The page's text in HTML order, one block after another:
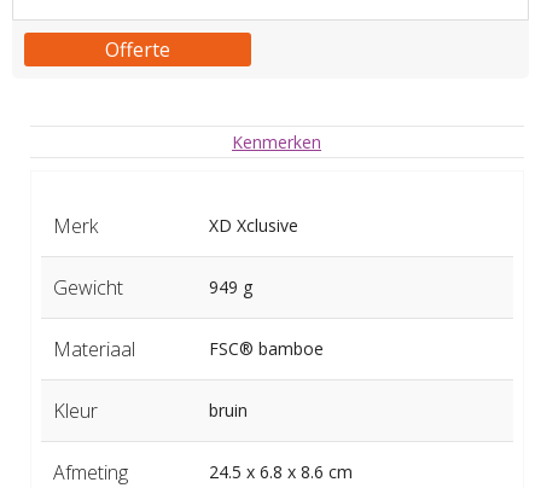
Offerte
Kenmerken
Merk XD Xclusive
Gewicht 949 g
Materiaal FSC® bamboe
Kleur bruin
Afmeting 24.5 x 6.8 x 8.6 cm